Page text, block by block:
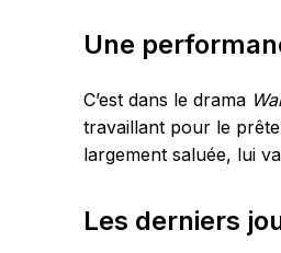
Une
C’est dans le drama
travaillant pour le
largement saluée, lui
Les derniers